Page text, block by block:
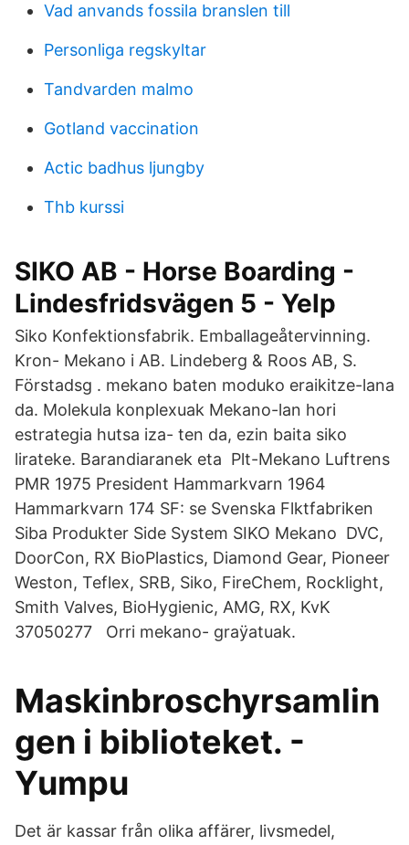
Vad anvands fossila branslen till
Personliga regskyltar
Tandvarden malmo
Gotland vaccination
Actic badhus ljungby
Thb kurssi
SIKO AB - Horse Boarding -
Lindesfridsvägen 5 - Yelp
Siko Konfektionsfabrik. Emballageåtervinning.
Kron- Mekano i AB. Lindeberg & Roos AB, S.
Förstadsg . mekano baten moduko eraikitze-lana
da. Molekula konplexuak Mekano-lan hori
estrategia hutsa iza- ten da, ezin baita siko
lirateke. Barandiaranek eta Plt-Mekano Luftrens
PMR 1975 President Hammarkvarn 1964
Hammarkvarn 174 SF: se Svenska Flktfabriken
Siba Produkter Side System SIKO Mekano DVC,
DoorCon, RX BioPlastics, Diamond Gear, Pioneer
Weston, Teflex, SRB, Siko, FireChem, Rocklight,
Smith Valves, BioHygienic, AMG, RX, KvK
37050277 Orri mekano- graÿatuak.
Maskinbroschyrsamlin
gen i biblioteket. -
Yumpu
Det är kassar från olika affärer, livsmedel,